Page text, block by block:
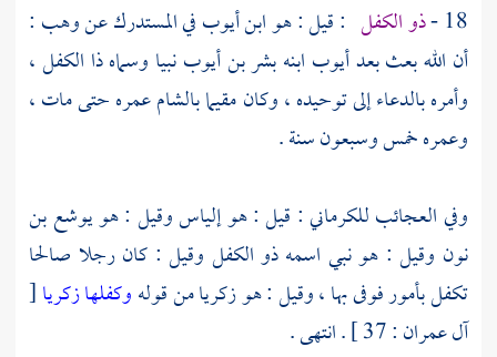
18 - ذو الكفل : قيل : هوابن أيوبفي المستدرك عنوهب :
أن الله بعث بعدأيوب ابنهبشر بن أيوبنبيا وسماهذا الكفل،
وأمره بالدعاء إلى توحيده ، وكان مقيمابالشامعمره حتى مات ،
وعمره خمس وسبعون سنة .
وفي العجائبللكرماني: قيل : هوإلياسوقيل : هويوشع بن
نون وقيل : هو نبي اسمهذو الكفل وقيل : كان رجلا صالحا
تكفل بأمور فوفى بها ، وقيل : هوزكريامن قولهوكفلها زكريا[
آل عمران : 37 ] . انتهى .